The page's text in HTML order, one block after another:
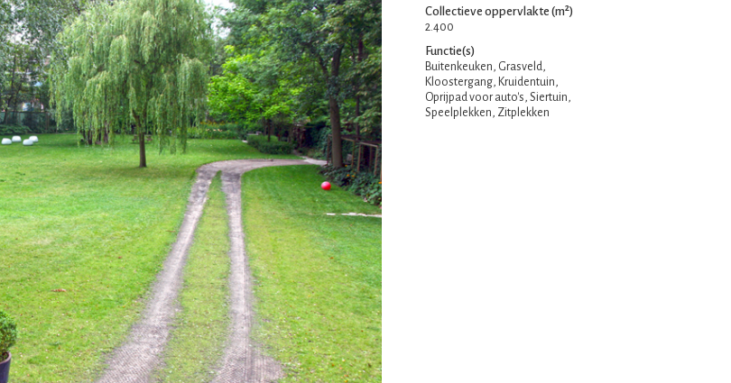
Collectieve oppervlakte (m²)
2.400
Functie(s)
Buitenkeuken, Grasveld,
Kloostergang, Kruidentuin,
Oprijpad voor auto's, Siertuin,
Speelplekken, Zitplekken